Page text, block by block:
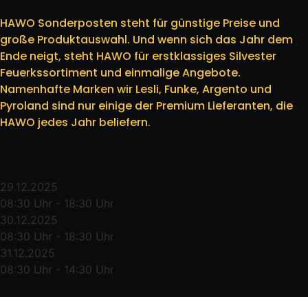
HAWO Sonderposten steht für günstige Preise und
große Produktauswahl. Und wenn sich das Jahr dem
Ende neigt, steht HAWO für erstklassiges Silvester
Feuerkssortiment und einmalige Angebote.
Namenhafte Marken wir Lesli, Funke, Argento und
Pyroland sind nur einige der Premium Lieferanten, die
HAWO jedes Jahr beliefern.
29.12.2025
08:30 Uhr - 18:30 Uhr
30.12.2025
08:30 Uhr - 18:30 Uhr
31.12.2025
08:30 Uhr - 14:30 Uhr